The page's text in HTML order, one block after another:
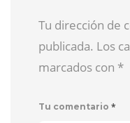
Tu dirección de
publicada. Los
marcados con *
Tu comentario *